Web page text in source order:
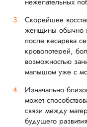
Скорейшее
женщины обычно
после кесарева
кровопотерей,
возможностью
малышом уже с
Изначально
может
связи между
будущего